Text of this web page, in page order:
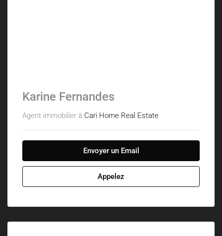
Karine Fernandes
Agent immobilier à Cari Home Real Estate
Envoyer un Email
Appelez